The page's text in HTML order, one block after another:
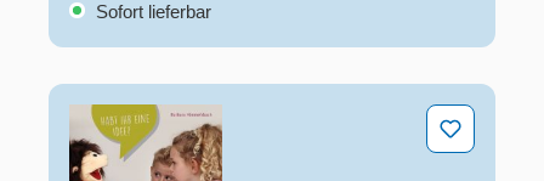
Sofort lieferbar
Handpuppen-Stücke für starke Kinder. 35